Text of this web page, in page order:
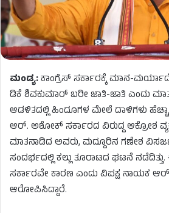
ಮಂಡ್ಯ:ಕಾಂಗ್ರೆಸ್ ಸರ್ಕಾರಕ್ಕೆ ಮಾನ-ಮರ್ಯಾದೆ
ಡಿಕೆ ಶಿವಕುಮಾರ್ ಬರೀ ಜಾತಿ-ಜಾತಿ ಎಂದು
ಆಡಳಿತದಲ್ಲಿ ಹಿಂದೂಗಳ ಮೇಲೆ ದಾಳಿಗಳು
ಆರ್​. ಅಶೋಕ್​ ಸರ್ಕಾರದ ವಿರುದ್ದ ಆಕ್ರೋಶ
ಮಾತನಾಡಿದ ಅವರು, ಮದ್ದೂರಿನ ಗಣೇಶ
ಸಂದರ್ಭದಲ್ಲಿ ಕಲ್ಲು ತೂರಾಟದ ಘಟನೆ
ಸರ್ಕಾರವೇ ಕಾರಣ ಎಂದು ವಿಪಕ್ಷ ನಾಯಕ
ಆರೋಪಿಸಿದ್ದಾರೆ.